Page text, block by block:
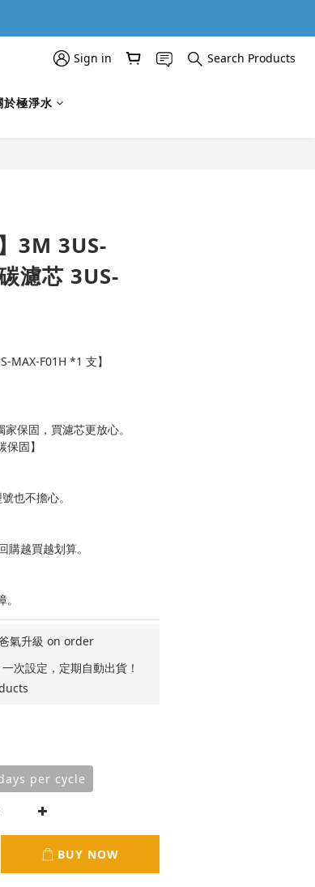
Sign in Search Products
於極淨水
3M 3US-
濾芯 3US-
MAX-F01H *1 支】
保固，買濾芯更放心。
固】
也不擔心。
越買越划算。
氣升級 on order
次設定，定期自動出貨！
per cycle
BUY NOW